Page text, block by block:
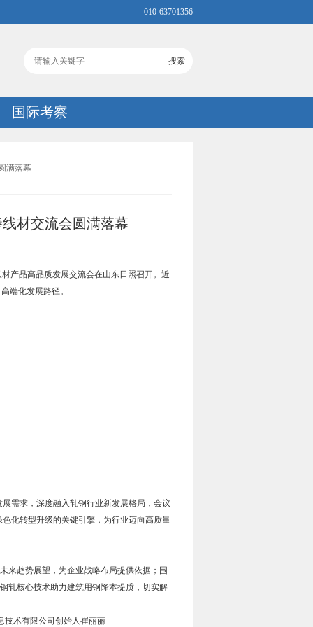
010-63701356
国际考察
满落幕
材交流会圆满落幕
产品高品质发展交流会在山东日照召开。近
端化发展路径。
需求，深度融入轧钢行业新发展格局，会议
化转型升级的关键引擎，为行业迈向高质量
来趋势展望，为企业战略布局提供依据；围
轧核心技术助力建筑用钢降本提质，切实解
技术有限公司创始人崔丽丽